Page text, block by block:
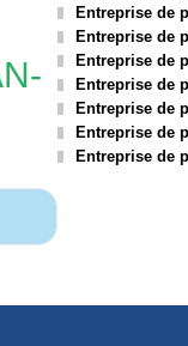
Entreprise de
Entreprise de
Entreprise de
Entreprise de
Entreprise de
Entreprise de
Entreprise de